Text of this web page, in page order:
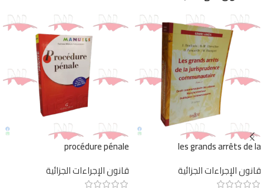
les grands arrêts de la
قانون الإجراءات الجزائية
procédure pénale
قانون الإجراءات الجزائية